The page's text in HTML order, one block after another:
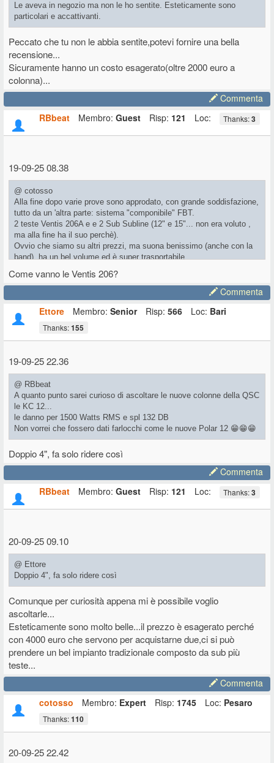
Le aveva in negozio ma non le ho sentite. Esteticamente sono
particolari e accattivanti.
Peccato che tu non le abbia sentite,potevi fornire una bella
recensione...
Sicuramente hanno un costo esagerato(oltre 2000 euro a
colonna)...
Commenta
RBbeat
Membro: Guest Risp: 121 Loc: Thanks:3
19-09-25 08.38
@ cotosso
Alla fine dopo varie prove sono approdato, con grande soddisfazione,
tutto da un 'altra parte: sistema "componibile" FBT.
2 teste Ventis 206A e e 2 Sub Subline (12" e 15"... non era voluto ,
ma alla fine ha il suo perchè).
Ovvio che siamo su altri prezzi, ma suona benissimo (anche con la
band), ha un bel volume ed è super trasportabile.
di HK audio, Yamaha DSR..) FBT è stata una bella riscoperta.
Come vanno le Ventis 206?
Commenta
Ettore
Membro: Senior Risp: 566 Loc: Bari
Thanks:155
19-09-25 22.36
@ RBbeat
A quanto punto sarei curioso di ascoltare le nuove colonne della QSC
le KC 12...
le danno per 1500 Watts RMS e spl 132 DB
Non vorrei che fossero dati farlocchi come le nuove Polar 12 😁😁😁
Doppio 4", fa solo ridere così
Commenta
RBbeat
Membro: Guest Risp: 121 Loc: Thanks:3
20-09-25 09.10
@ Ettore
Doppio 4", fa solo ridere così
Comunque per curiosità appena mi è possibile voglio
ascoltarle...
Esteticamente sono molto belle...il prezzo è esagerato perché
con 4000 euro che servono per acquistarne due,ci si può
prendere un bel impianto tradizionale composto da sub più
teste...
Commenta
cotosso
Membro: Expert Risp: 1745 Loc: Pesaro
Thanks:110
20-09-25 22.42